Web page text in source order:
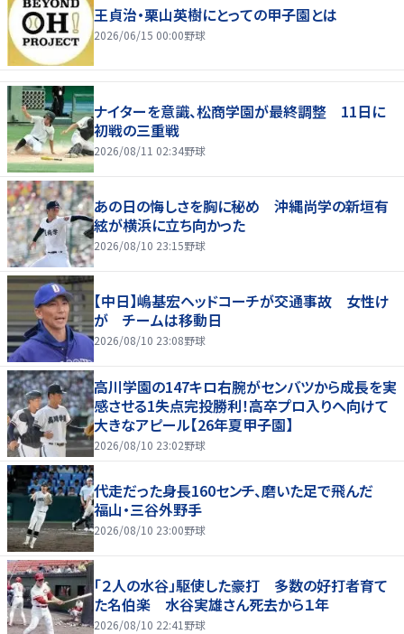
王貞治・栗山英樹にとっての甲子園とは
2026/06/15 00:00野球
ナイターを意識、松商学園が最終調整 11日に
初戦の三重戦
2026/08/11 02:34野球
あの日の悔しさを胸に秘め 沖縄尚学の新垣有
絃が横浜に立ち向かった
2026/08/10 23:15野球
【中日】嶋基宏ヘッドコーチが交通事故 女性け
が チームは移動日
2026/08/10 23:08野球
高川学園の147キロ右腕がセンバツから成長を実
感させる1失点完投勝利！高卒プロ入りへ向けて
大きなアピール【26年夏甲子園】
2026/08/10 23:02野球
代走だった身長160センチ、磨いた足で飛んだ
福山・三谷外野手
2026/08/10 23:00野球
「２人の水谷」駆使した豪打 多数の好打者育て
た名伯楽 水谷実雄さん死去から１年
2026/08/10 22:41 野球